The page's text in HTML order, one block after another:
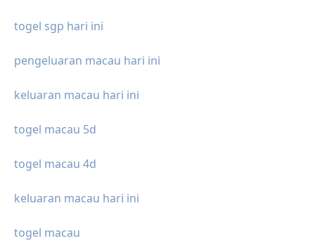
togel sgp hari ini
pengeluaran macau hari ini
keluaran macau hari ini
togel macau 5d
togel macau 4d
keluaran macau hari ini
togel macau